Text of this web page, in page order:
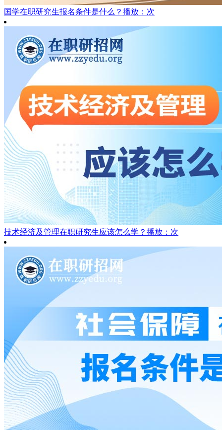
国学在职研究生报名条件是什么？ 播放：次
技术经济及管理在职研究生应该怎么学？ 播放：次